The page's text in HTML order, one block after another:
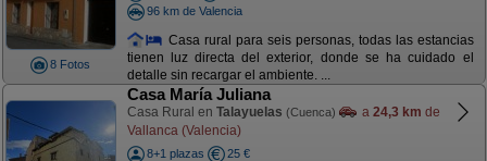
8 Fotos
96 km de Valencia
Casa rural para seis personas, todas las estancias
tienen luz directa del exterior, donde se ha cuidado el
detalle sin recargar el ambiente. ...
Casa María Juliana
Casa Rural en Talayuelas (Cuenca) a 24,3 km de
Vallanca (Valencia)
8+1 plazas
25 €